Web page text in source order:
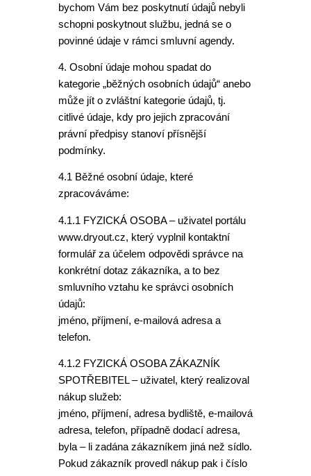
bychom Vám bez poskytnutí údajů nebyli
schopni poskytnout službu, jedná se o
povinné údaje v rámci smluvní agendy.
4. Osobní údaje mohou spadat do
kategorie „běžných osobních údajů“ anebo
může jít o zvláštní kategorie údajů, tj.
citlivé údaje, kdy pro jejich zpracování
právní předpisy stanoví přísnější
podmínky.
4.1 Běžné osobní údaje, které
zpracováváme:
4.1.1 FYZICKÁ OSOBA – uživatel portálu
www.dryout.cz, který vyplnil kontaktní
formulář za účelem odpovědi správce na
konkrétní dotaz zákazníka, a to bez
smluvního vztahu ke správci osobních
údajů:
jméno, příjmení, e-mailová adresa a
telefon.
4.1.2 FYZICKÁ OSOBA ZÁKAZNÍK
SPOTŘEBITEL – uživatel, který realizoval
nákup služeb:
jméno, příjmení, adresa bydliště, e-mailová
adresa, telefon, případně dodací adresa,
byla – li zadána zákazníkem jiná než sídlo.
Pokud zákazník provedl nákup pak i číslo